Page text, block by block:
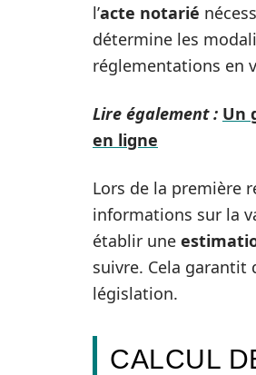
l’acte notarié
détermine les
réglementations en
Lire également : Un
en ligne
Lors de la première
informations sur la
établir une
suivre. Cela garantit
législation.
CALCUL